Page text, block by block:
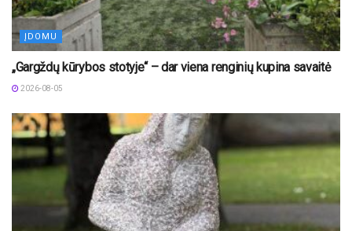
ĮDOMU
„Gargždų kūrybos stotyje“ – dar viena renginių kupina savaitė
2026-08-05